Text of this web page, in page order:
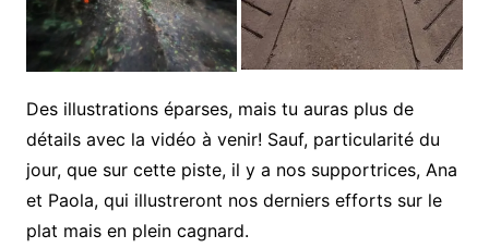
Des illustrations éparses, mais tu auras plus de
détails avec la vidéo à venir! Sauf, particularité du
jour, que sur cette piste, il y a nos supportrices, Ana
et Paola, qui illustreront nos derniers efforts sur le
plat mais en plein cagnard.